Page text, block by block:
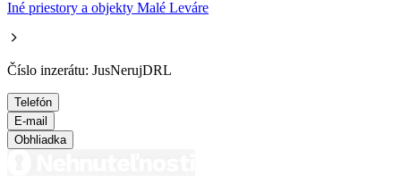
Iné priestory a objekty Malé Leváre
Číslo inzerátu: JusNerujDRL
Telefón
E-mail
Obhliadka